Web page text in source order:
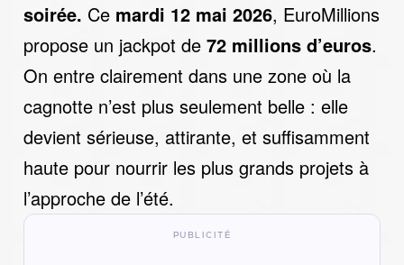
soirée. Ce mardi 12 mai 2026, EuroMillions
propose un jackpot de72 millions d’euros.
On entre clairement dans une zone où la
cagnotte n’est plus seulement belle : elle
devient sérieuse, attirante, et suffisamment
haute pour nourrir les plus grands projets à
l’approche de l’été.